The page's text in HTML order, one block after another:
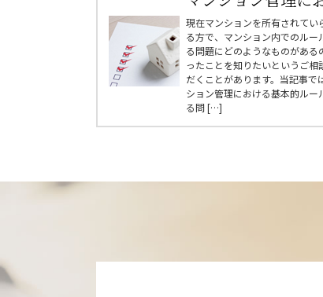
現在マンションを所有されてい
る方で、マンション内でのルー
る問題にどのようなものがある
ったことを知りたいというご相
だくことがあります。当記事で
ション管理における基本的ルー
る問 […]